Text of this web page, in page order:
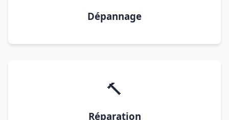
Dépannage
🔨
Réparation